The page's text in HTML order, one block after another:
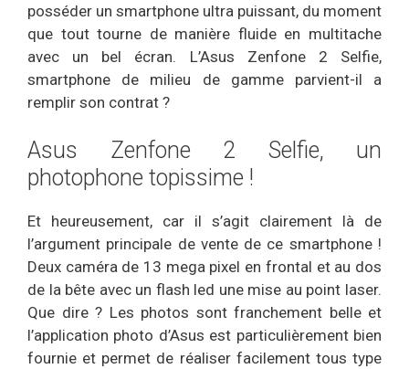
posséder un smartphone ultra puissant, du moment
que tout tourne de manière fluide en multitache
avec un bel écran. L’Asus Zenfone 2 Selfie,
smartphone de milieu de gamme parvient-il a
remplir son contrat ?
Asus Zenfone 2 Selfie, un
photophone topissime !
Et heureusement, car il s’agit clairement là de
l’argument principale de vente de ce smartphone !
Deux caméra de 13 mega pixel en frontal et au dos
de la bête avec un flash led une mise au point laser.
Que dire ? Les photos sont franchement belle et
l’application photo d’Asus est particulièrement bien
fournie et permet de réaliser facilement tous type